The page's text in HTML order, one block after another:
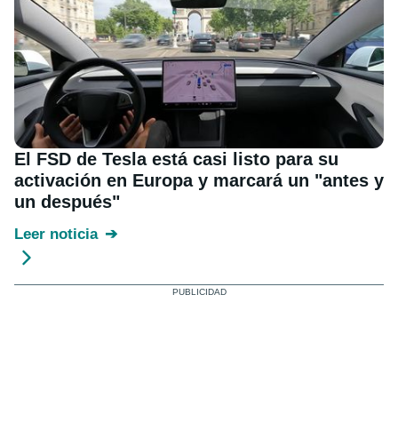
El FSD de Tesla está casi listo para su
activación en Europa y marcará un "antes y
un después"
Leer noticia